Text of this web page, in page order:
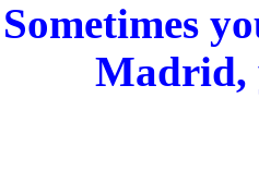
Sometimes
Madrid,